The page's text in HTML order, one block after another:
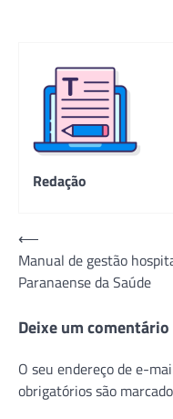
Redação
Navegação
de
Post
⟵
Manual de gestão
Paranaense da Saúde
Deixe um comentário
O seu endereço de e-
obrigatórios são